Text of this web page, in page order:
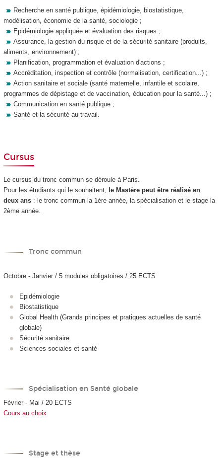
Recherche en santé publique, épidémiologie, biostatistique,
modélisation, économie de la santé, sociologie ;
Epidémiologie appliquée et évaluation des risques ;
Assurance, la gestion du risque et de la sécurité sanitaire (produits,
aliments, environnement) ;
Planification, programmation et évaluation d'actions ;
Accréditation, inspection et contrôle (normalisation, certification...) ;
Action sanitaire et sociale (santé maternelle, infantile et scolaire,
programmes de dépistage et de vaccination, éducation pour la santé...) ;
Communication en santé publique ;
Santé et la sécurité au travail.
Cursus
Le cursus du tronc commun se déroule à Paris.
Pour les étudiants qui le souhaitent, le Mastère peut être réalisé en
deux ans : le tronc commun la 1ère année, la spécialisation et le stage la
2ème année.
Tronc commun
Octobre - Janvier / 5 modules obligatoires / 25 ECTS
Epidémiologie
Biostatistique
Global Health (Grands principes et pratiques actuelles de santé
globale)
Sécurité sanitaire
Sciences sociales et santé
Spécialisation en Santé globale
Février - Mai / 20 ECTS
Cours au choix
Stage et thèse